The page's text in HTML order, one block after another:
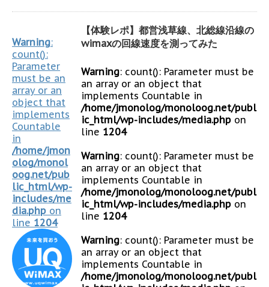
Warning:
count():
Parameter
must be an
array or an
object that
implements
Countable
in
/home/jmon
olog/monol
oog.net/pub
lic_html/wp-
includes/me
dia.php on
line 1204
【体験レポ】都営浅草線、北総線沿線の
wimaxの回線速度を測ってみた
Warning: count(): Parameter must be
an array or an object that
implements Countable in
/home/jmonolog/monoloog.net/publ
ic_html/wp-includes/media.php on
line 1204
Warning: count(): Parameter must be
an array or an object that
implements Countable in
/home/jmonolog/monoloog.net/publ
ic_html/wp-includes/media.php on
line 1204
Warning: count(): Parameter must be
an array or an object that
implements Countable in
/home/jmonolog/monoloog.net/publ